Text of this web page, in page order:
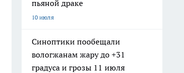
пьяной драке
10 июля
Синоптики пообещали
вологжанам жару до +31
градуса и грозы 11 июля